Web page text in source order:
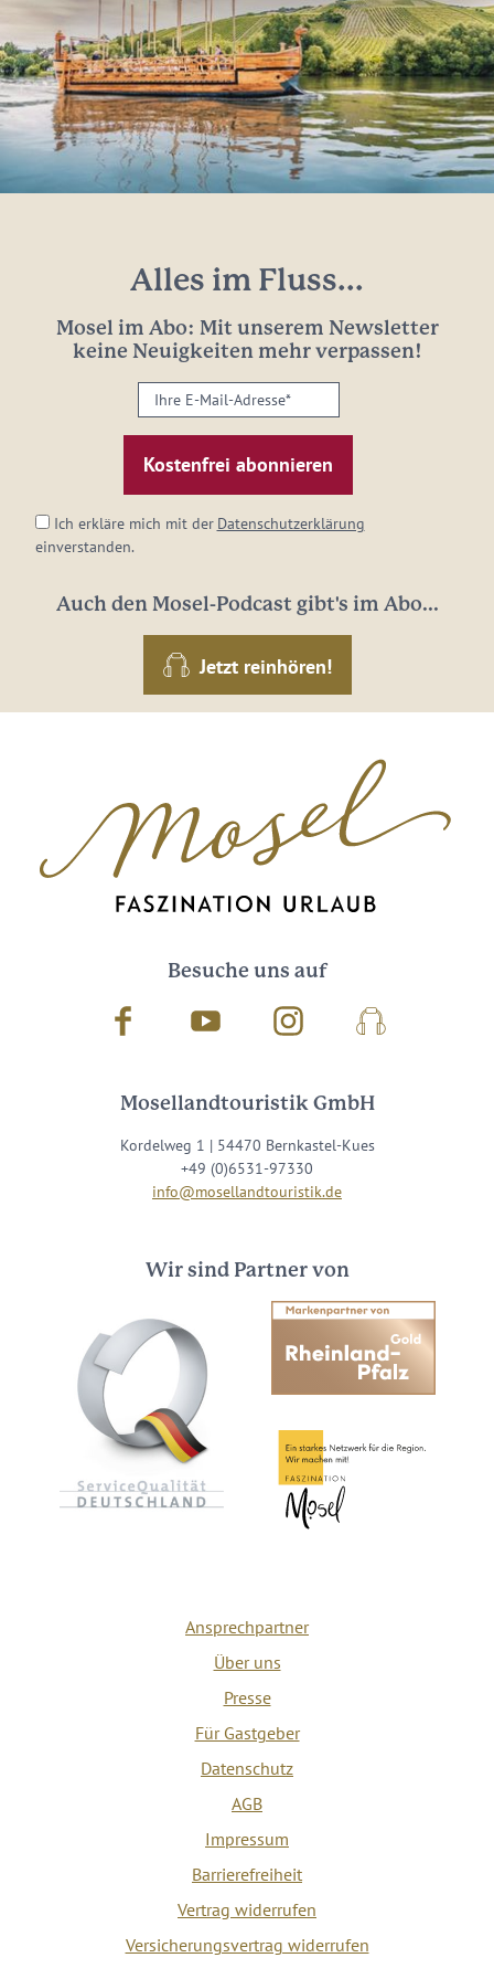
Alles im Fluss...
Mosel im Abo: Mit unserem Newsletter
keine Neuigkeiten mehr verpassen!
Ihre
E-
Mail-
Adresse:
Ich erkläre mich mit der Datenschutzerklärung
einverstanden.
Auch den Mosel-Podcast gibt's im Abo...
Jetzt reinhören!
Besuche uns auf
Facebook Youtube InstagramPodcast
Mosellandtouristik GmbH
Kordelweg 1 | 54470 Bernkastel-Kues
+49 (0)6531-97330
info@mosellandtouristik.de
Wir sind Partner von
Ansprechpartner
Über uns
Presse
Für Gastgeber
Datenschutz
AGB
Impressum
Barrierefreiheit
Vertrag widerrufen
Versicherungsvertrag widerrufen